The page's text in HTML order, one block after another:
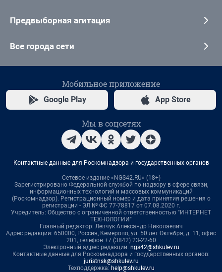
Предвыборная агитация
Все города сети
Мобильное приложение
Google Play App Store
Мы в соцсетях
Контактные данные для Роскомнадзора и государственных органов
Сетевое издание «NGS42.RU» (18+)
Зарегистрировано Федеральной службой по надзору в сфере связи,
информационных технологий и массовых коммуникаций
(Роскомнадзор). Регистрационный номер и дата принятия решения о
регистрации - ЭЛ № ФС 77-78817 от 07.08.2020 г.
Учредитель: Общество с ограниченной ответственностью "ИНТЕРНЕТ
ТЕХНОЛОГИИ"
Главный редактор: Левчук Александр Николаевич
Адрес редакции: 650000, Россия, Кемерово, ул. 50 лет Октября, д. 11, офис
201, телефон +7 (3842) 23-22-60
Электронный адрес редакции: ngs42@shkulev.ru
Контактные данные для Роскомнадзора и государственных органов:
juristnsk@shkulev.ru
Техподдержка: help@shkulev.ru